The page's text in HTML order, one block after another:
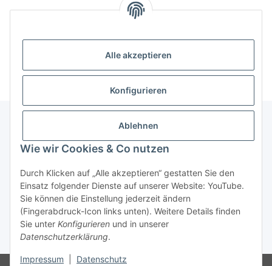
Alle akzeptieren
Konfigurieren
Ablehnen
Wie wir Cookies & Co nutzen
Durch Klicken auf „Alle akzeptieren“ gestatten Sie den
Einsatz folgender Dienste auf unserer Website: YouTube.
Sie können die Einstellung jederzeit ändern
(Fingerabdruck-Icon links unten). Weitere Details finden
Sie unter Konfigurieren und in unserer
Datenschutzerklärung.
Impressum Datenschutz
Kategorien
Informationen
Gesetzliche Informationen
Widerrufsbutton
* Alle Preise inkl. gesetzlicher USt., zzgl.